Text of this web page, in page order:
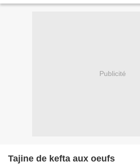
Publicité
Tajine de kefta aux oeufs